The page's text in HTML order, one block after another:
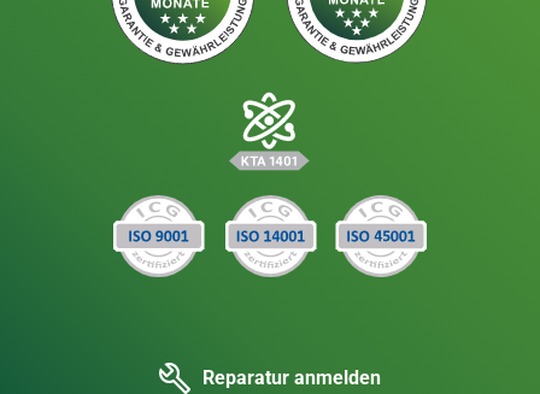
Reparatur anmelden